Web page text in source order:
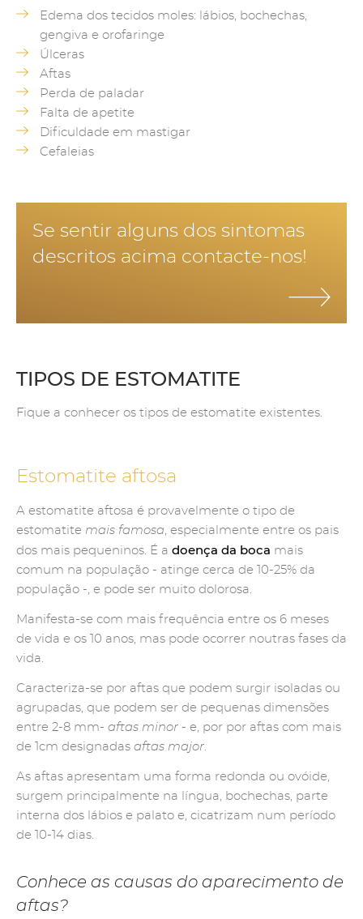
Edema dos tecidos moles: lábios, bochechas,
gengiva e orofaringe
Úlceras
Aftas
Perda de paladar
Falta de apetite
Dificuldade em mastigar
Cefaleias
Se sentir alguns dos sintomas
descritos acima contacte-nos!
TIPOS DE ESTOMATITE
Fique a conhecer os tipos de estomatite existentes.
Estomatite aftosa
A estomatite aftosa é provavelmente o tipo de
estomatite mais famosa , especialmente entre os pais
dos mais pequeninos. É a doença da boca mais
comum na população - atinge cerca de 10-25% da
população -, e pode ser muito dolorosa.
Manifesta-se com mais frequência entre os 6 meses
de vida e os 10 anos, mas pode ocorrer noutras fases da
vida.
Caracteriza-se por aftas que podem surgir isoladas ou
agrupadas, que podem ser de pequenas dimensões
entre 2-8 mm- aftas minor - e, por por aftas com mais
de 1cm designadas aftas major
As aftas apresentam uma forma redonda ou ovóide,
surgem principalmente na língua, bochechas, parte
interna dos lábios e palato e, cicatrizam num período
de 10-14 dias.
Conhece as causas do aparecimento de
aftas?